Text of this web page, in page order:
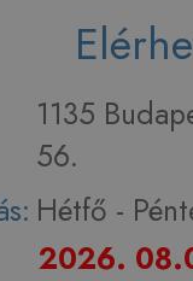
1135
56.
Hétfő -
2026.